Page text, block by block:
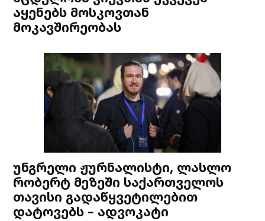
აყენებს მოსკოვთან
მოკავშირეობას
უნგრელი ჟურნალისტი, ლასლო
რობერტ მეზეში საქართველოს
თავისი გადაწყვეტილებით
დატოვებს – ადვოკატი